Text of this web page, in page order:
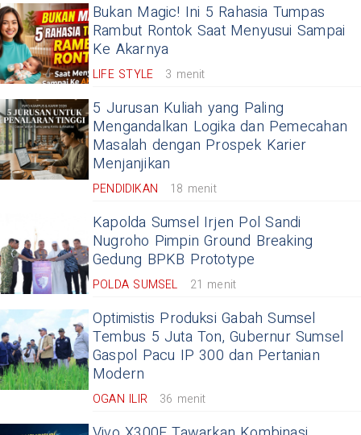
Bukan Magic! Ini 5 Rahasia Tumpas
Rambut Rontok Saat Menyusui Sampai
Ke Akarnya
LIFE STYLE 3 menit
5 Jurusan Kuliah yang Paling
Mengandalkan Logika dan Pemecahan
Masalah dengan Prospek Karier
Menjanjikan
PENDIDIKAN 18 menit
Kapolda Sumsel Irjen Pol Sandi
Nugroho Pimpin Ground Breaking
Gedung BPKB Prototype
POLDA SUMSEL 21 menit
Optimistis Produksi Gabah Sumsel
Tembus 5 Juta Ton, Gubernur Sumsel
Gaspol Pacu IP 300 dan Pertanian
Modern
OGAN ILIR 36 menit